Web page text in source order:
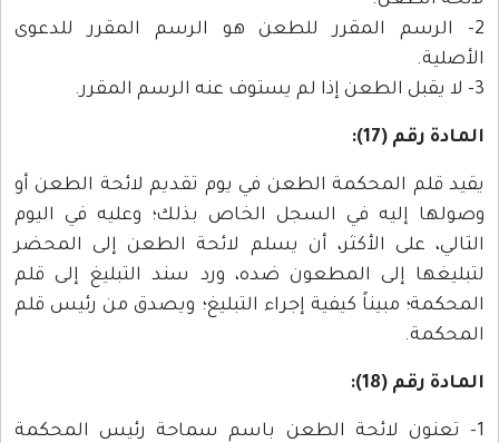
2- الرسم المقرر للطعن هو الرسم المقرر للدعوى
الأصلية.
3- لا يقبل الطعن إذا لم يستوف عنه الرسم المقرر.
المادة رقم (17):
يقيد قلم المحكمة الطعن في يوم تقديم لائحة الطعن أو
وصولها إليه في السجل الخاص بذلك؛ وعليه في اليوم
التالي، على الأكثر، أن يسلم لائحة الطعن إلى المحضر
لتبليغها إلى المطعون ضده، ورد سند التبليغ إلى قلم
المحكمة؛ مبيناً كيفية إجراء التبليغ؛ ويصدق من رئيس قلم
المحكمة.
المادة رقم (18):
1- تعنون لائحة الطعن باسم سماحة رئيس المحكمة